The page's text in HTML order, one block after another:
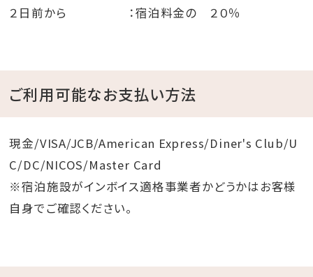
２日前から ：宿泊料金の ２０％
ご利用可能なお支払い方法
現金/VISA/JCB/American Express/Diner's Club/U
C/DC/NICOS/Master Card
※宿泊施設がインボイス適格事業者かどうかはお客様
自身でご確認ください。